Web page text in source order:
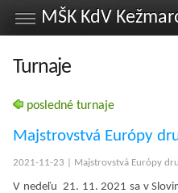
Turnaje
posledné turnaje
Majstrovstvá Európy
2021-11-23 | Majstrovstvá Európy
V nedeľu 21. 11. 2021 sa v
MŠK KdV